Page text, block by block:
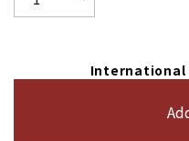
International